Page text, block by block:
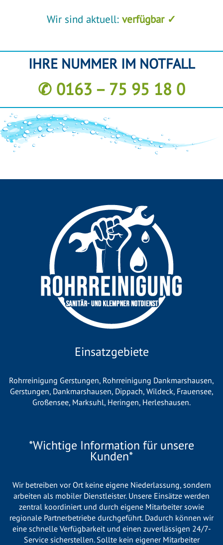
Wir sind aktuell: verfügbar ✓
IHRE NUMMER IM NOTFALL
✆ 0163 – 75 95 18 0
Einsatzgebiete
Rohrreinigung Gerstungen, Rohrreinigung Dankmarshausen,
Gerstungen, Dankmarshausen, Dippach, Wildeck, Frauensee,
Großensee, Marksuhl, Heringen, Herleshausen.
*Wichtige Information für unsere
Kunden*
Wir betreiben vor Ort keine eigene Niederlassung, sondern
arbeiten als mobiler Dienstleister. Unsere Einsätze werden
zentral koordiniert und durch eigene Mitarbeiter sowie
regionale Partnerbetriebe durchgeführt. Dadurch können wir
eine schnelle Verfügbarkeit und einen zuverlässigen 24/7-
Service sicherstellen. Sollte kein eigener Mitarbeiter